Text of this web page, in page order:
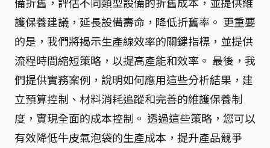
護保養建議，延長設備壽命，降低折舊率。 更重要
的是，我們將揭示生產線效率的關鍵指標，並提供
流程時間縮短策略，以提高產能和效率。 最後，我
們提供實務案例，說明如何應用這些分析結果，建
立預算控制、材料消耗追蹤和完善的維護保養制
度，實現全面的成本控制。 透過這些策略，您可以
有效降低牛皮氣泡袋的生產成本，提升產品競爭